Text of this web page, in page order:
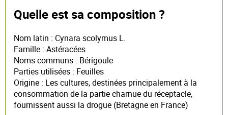
Quelle est sa composition ?
Nom latin : Cynara scolymus L.
Famille : Astéracées
Noms communs : Bérigoule
Parties utilisées : Feuilles
Origine : Les cultures, destinées principalement à la
consommation de la partie charnue du réceptacle,
fournissent aussi la drogue (Bretagne en France)